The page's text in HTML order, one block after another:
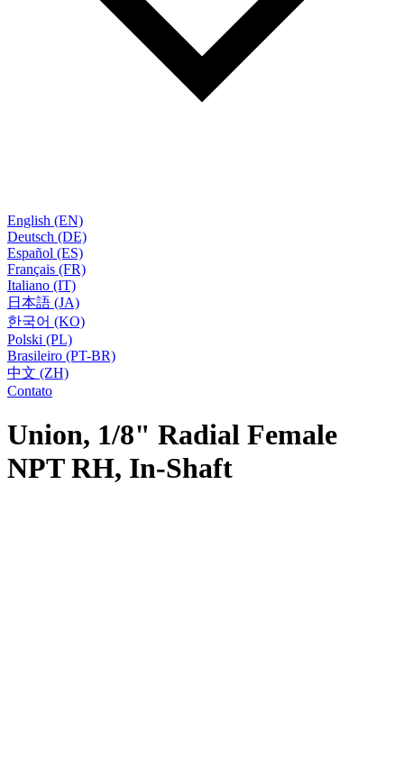
English (EN)
Deutsch (DE)
Español (ES)
Français (FR)
Italiano (IT)
日本語 (JA)
한국어 (KO)
Polski (PL)
Brasileiro (PT-BR)
中文 (ZH)
Contato
Union, 1/8" Radial Female
NPT RH, In-Shaft